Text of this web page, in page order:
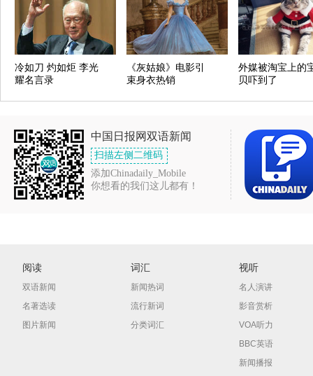
冷如刀 灼如炬 李光
耀名言录
《灰姑娘》电影引
束身衣热销
外媒被淘宝上的
贝吓到了
中国日报网双语新闻
扫描左侧二维码
添加Chinadaily_Mobile
你想看的我们这儿都有！
阅读
双语新闻
名著选读
图片新闻
词汇
新闻热词
流行新词
分类词汇
视听
名人演讲
影音赏析
VOA听力
BBC英语
新闻播报